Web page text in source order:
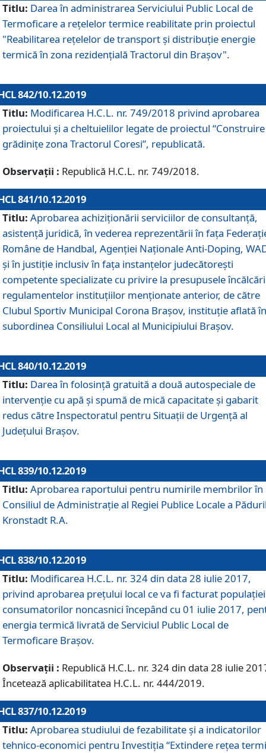
Titlu: Darea în administrarea Serviciului Public Local de
Termoficare a rețelelor termice reabilitate prin proiectul
"Reabilitarea reţelelor de transport şi distribuţie energie
termică în zona rezidenţială Tractorul din Braşov".
842/10.12.2019
Titlu: Modificarea H.C.L. nr. 749/2018 privind aprobarea
proiectului și a cheltuielilor legate de proiectul “Construire
grădinițe zona Tractorul Coresi”, republicată.
Observații : Republică H.C.L. nr. 749/2018.
841/10.12.2019
Titlu: Aprobarea achiziționării serviciilor de consultanță,
asistență juridică, în vederea reprezentării în fața
Române de Handbal, Agenției Naționale Anti-Doping,
și în justiție inclusiv în fața instanțelor judecătorești
competente specializate cu privire la presupusele
regulamentelor instituțiilor menționate anterior, de către
Clubul Sportiv Municipal Corona Braşov, instituție aflată în
subordinea Consiliului Local al Municipiului Brașov.
840/10.12.2019
Titlu: Darea în folosință gratuită a două autospeciale de
intervenție cu apă și spumă de mică capacitate și gabarit
redus către Inspectoratul pentru Situaţii de Urgenţă al
Judeţului Brașov.
839/10.12.2019
Titlu: Aprobarea raportului pentru numirile membrilor în
Consiliul de Administraţie al Regiei Publice Locale a
Kronstadt R.A.
838/10.12.2019
Titlu: Modificarea H.C.L. nr. 324 din data 28 iulie 2017,
privind aprobarea preţului local ce va fi facturat
consumatorilor noncasnici începând cu 01 iulie 2017,
energia termică livrată de Serviciul Public Local de
Termoficare Braşov.
Observații : Republică H.C.L. nr. 324 din data 28 iulie
Încetează aplicabilitatea H.C.L. nr. 444/2019.
837/10.12.2019
Titlu: Aprobarea studiului de fezabilitate și a indicatorilor
tehnico-economici pentru Investiția “Extindere rețea